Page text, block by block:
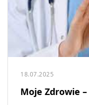
18.07.2025
Moje Zdrowie